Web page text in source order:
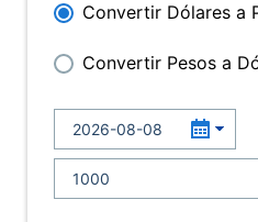
Convertir Dólares a
Convertir Pesos a